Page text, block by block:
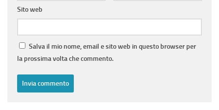
Sito web
Salva il mio nome, email e sito web in questo browser per
la prossima volta che commento.